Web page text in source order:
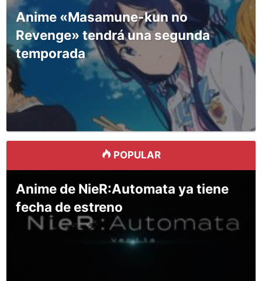
Anime «Masamune-kun no
Revenge» tendrá una segunda
temporada
POPULAR
Anime de NieR:Automata ya tiene
fecha de estreno